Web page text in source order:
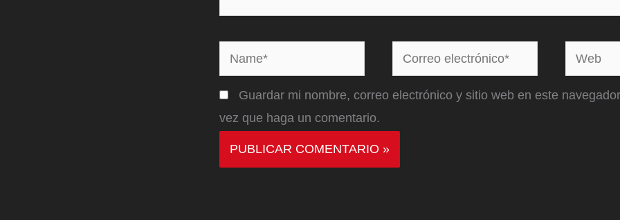
Name*
Correo
electrónico*
Web
Guardar mi nombre, correo electrónico y sitio web en este
vez que haga un comentario.